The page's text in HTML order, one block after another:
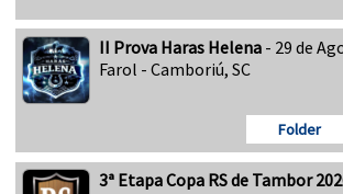
II Prova Haras Helena - 29 de
Farol - Camboriú, SC
Folder
3ª Etapa Copa RS de Tambor